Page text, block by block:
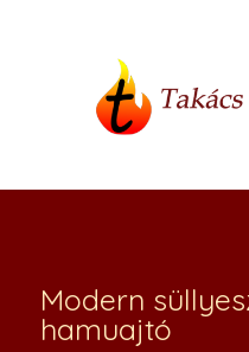
Modern
hamuajtó